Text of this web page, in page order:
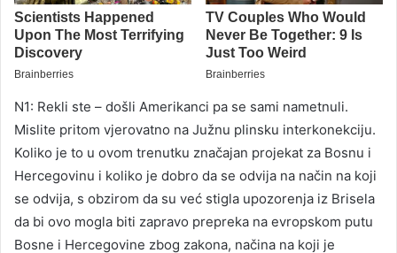
N1: Rekli ste – došli Amerikanci pa se sami nametnuli.
Mislite pritom vjerovatno na Južnu plinsku interkonekciju.
Koliko je to u ovom trenutku značajan projekat za Bosnu i
Hercegovinu i koliko je dobro da se odvija na način na koji
se odvija, s obzirom da su već stigla upozorenja iz Brisela
da bi ovo mogla biti zapravo prepreka na evropskom putu
Bosne i Hercegovine zbog zakona, načina na koji je